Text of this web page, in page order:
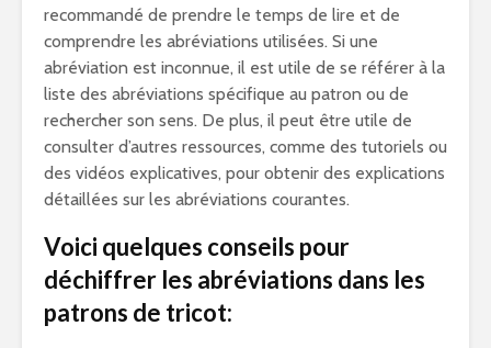
recommandé de prendre le temps de lire et de
comprendre les abréviations utilisées. Si une
abréviation est inconnue, il est utile de se référer à la
liste des abréviations spécifique au patron ou de
rechercher son sens. De plus, il peut être utile de
consulter d’autres ressources, comme des tutoriels ou
des vidéos explicatives, pour obtenir des explications
détaillées sur les abréviations courantes.
Voici quelques conseils pour
déchiffrer les abréviations dans les
patrons de tricot: